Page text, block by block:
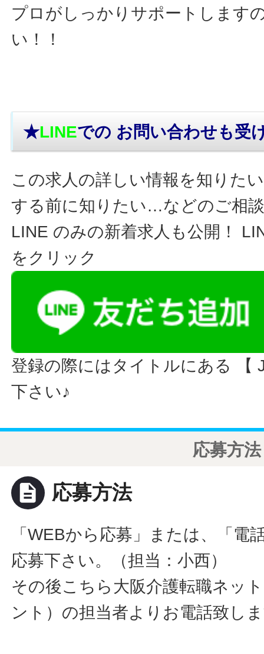
プロがしっかりサポートします
い！！
★LINEでの お問い合わせも受
この求人の詳しい情報を知りた
する前に知りたい…などのご相
LINE のみの新着求人も公開！
をクリック
登録の際にはタイトルにある 【
下さい♪
応募方法
description 応募方法
「WEBから応募」または、「電
応募下さい。（担当：小西）
その後こちら大阪介護転職ネッ
ント）の担当者よりお電話致し